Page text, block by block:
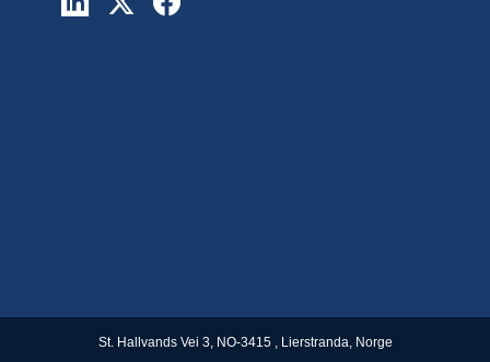
St. Hallvands Vei 3, NO-3415 , Lierstranda, Norge